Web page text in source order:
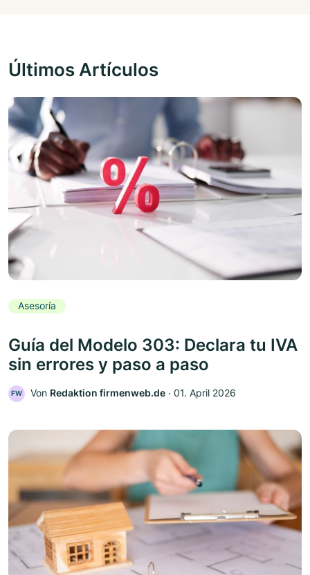
Últimos Artículos
Asesoría
Guía del Modelo 303: Declara tu IVA
sin errores y paso a paso
FW Von Redaktion firmenweb.de ‧ 01. April 2026